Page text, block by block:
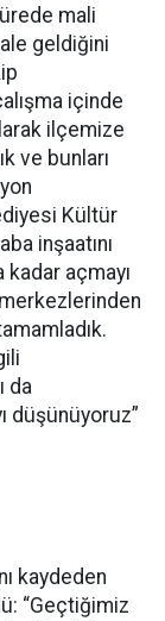
mali
geldiğini
içinde
ilçemize
ve bunları
Kültür
inşaatını
kadar açmayı
da
düşünüyoruz”
kaydeden
“Geçtiğimiz